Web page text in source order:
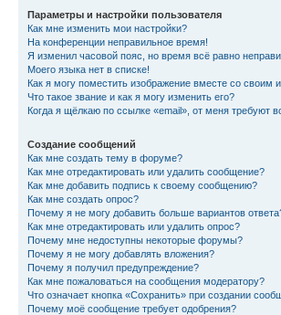
Параметры и настройки пользователя
Как мне изменить мои настройки?
На конференции неправильное время!
Я изменил часовой пояс, но время всё равно
Моего языка нет в списке!
Как я могу поместить изображение вместе со своим
Что такое звание и как я могу изменить его?
Когда я щёлкаю по ссылке «email», от меня требуют
Создание сообщений
Как мне создать тему в форуме?
Как мне отредактировать или удалить сообщение?
Как мне добавить подпись к своему сообщению?
Как мне создать опрос?
Почему я не могу добавить больше вариантов
Как мне отредактировать или удалить опрос?
Почему мне недоступны некоторые форумы?
Почему я не могу добавлять вложения?
Почему я получил предупреждение?
Как мне пожаловаться на сообщения модератору?
Что означает кнопка «Сохранить» при создании
Почему моё сообщение требует одобрения?